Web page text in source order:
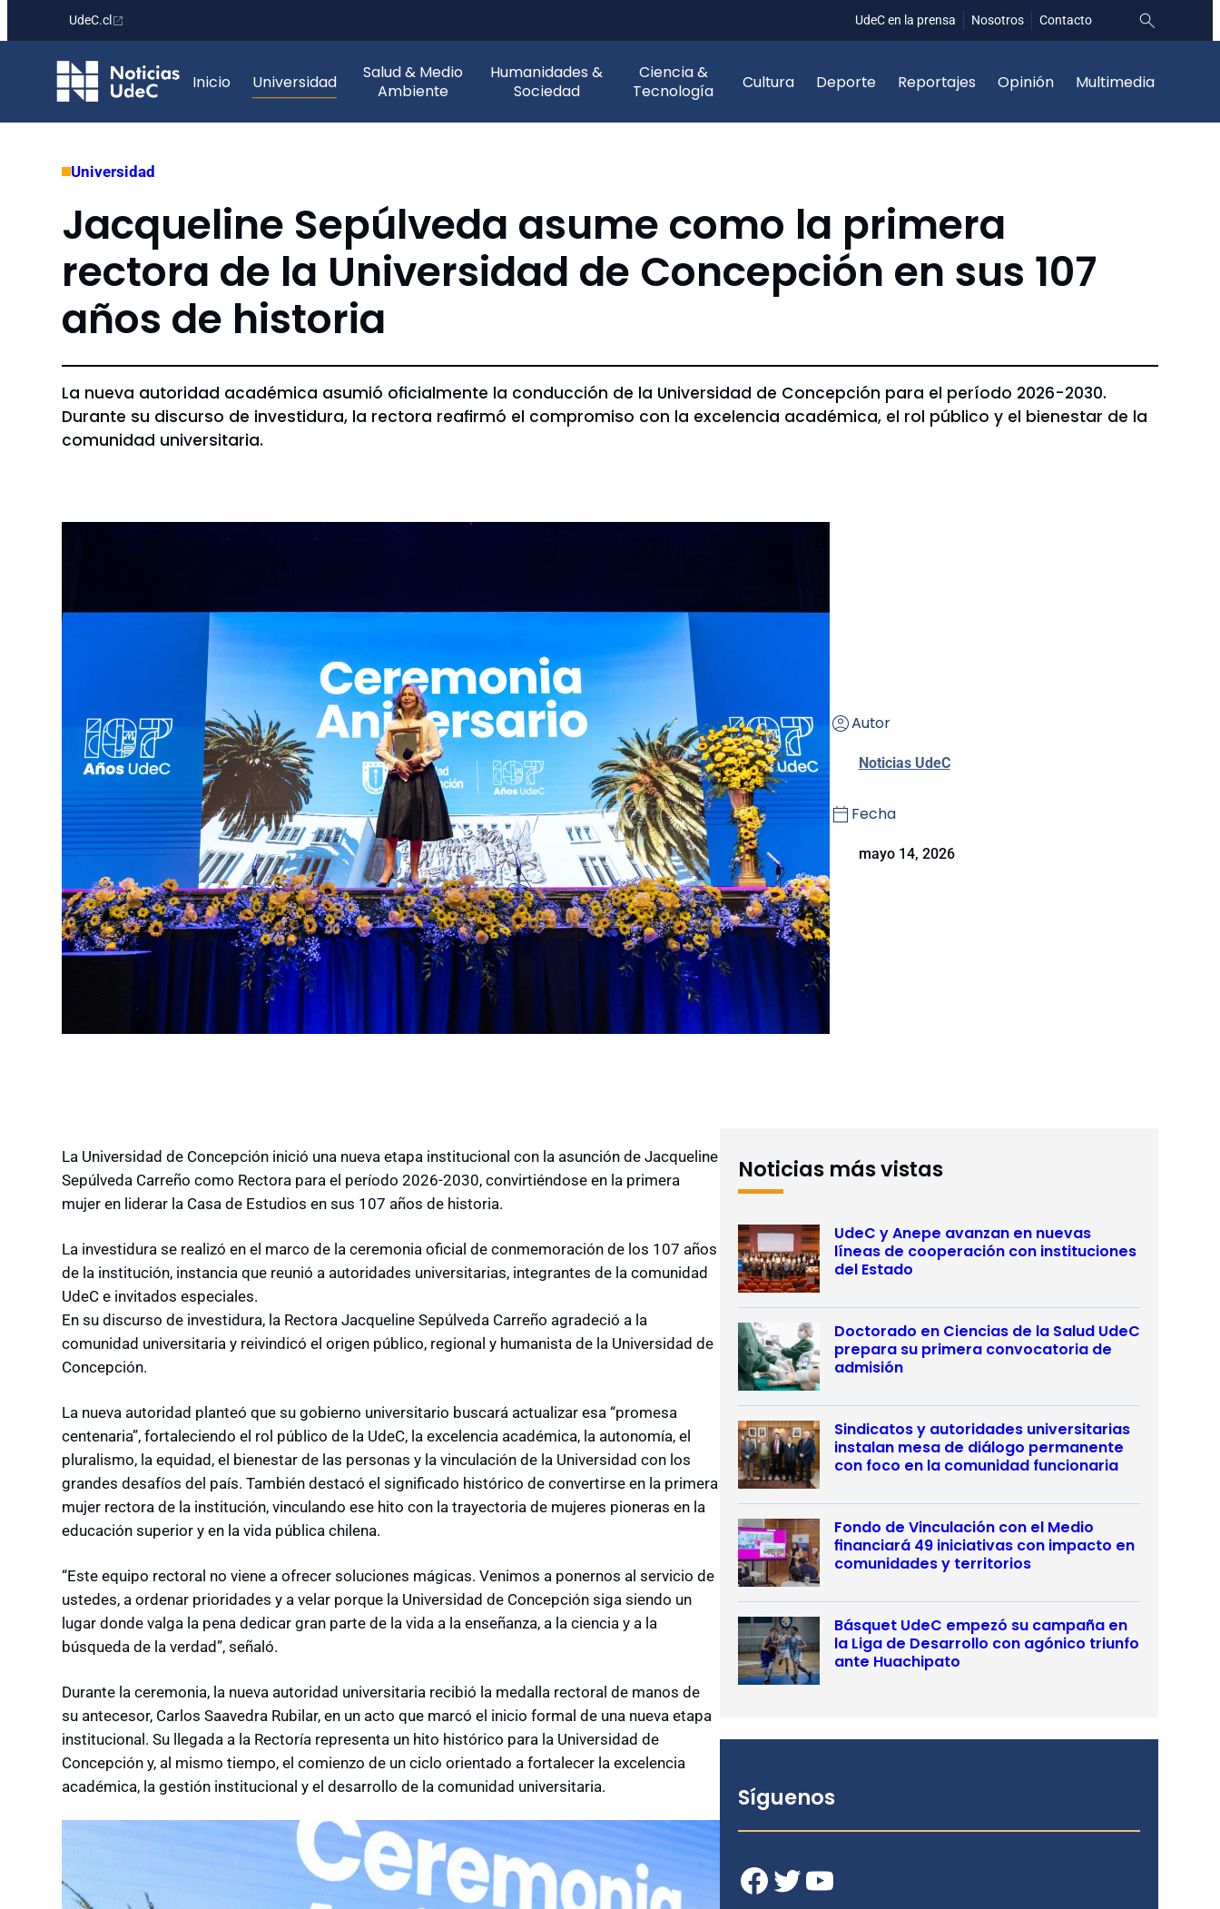
contenido
UdeC.cl UdeC en la prensa Nosotros Contacto
Inicio Universidad
Salud & Medio
Ambiente
Humanidades &
Sociedad
Ciencia &
Tecnología
Cultura Deporte Reportajes Opinión Multimedia
Universidad
Jacqueline Sepúlveda asume como la primera
rectora de la Universidad de Concepción en sus 107
años de historia
La nueva autoridad académica asumió oficialmente la conducción de la Universidad de Concepción para el período 2026-2030.
Durante su discurso de investidura, la rectora reafirmó el compromiso con la excelencia académica, el rol público y el bienestar de la
comunidad universitaria.
Autor
Noticias UdeC
Fecha
mayo 14, 2026
La Universidad de Concepción inició una nueva etapa institucional con la asunción de Jacqueline
Sepúlveda Carreño como Rectora para el período 2026-2030, convirtiéndose en la primera
mujer en liderar la Casa de Estudios en sus 107 años de historia.
La investidura se realizó en el marco de la ceremonia oficial de conmemoración de los 107 años
de la institución, instancia que reunió a autoridades universitarias, integrantes de la comunidad
UdeC e invitados especiales.
En su discurso de investidura, la Rectora Jacqueline Sepúlveda Carreño agradeció a la
comunidad universitaria y reivindicó el origen público, regional y humanista de la Universidad de
Concepción.
La nueva autoridad planteó que su gobierno universitario buscará actualizar esa “promesa
centenaria”, fortaleciendo el rol público de la UdeC, la excelencia académica, la autonomía, el
pluralismo, la equidad, el bienestar de las personas y la vinculación de la Universidad con los
grandes desafíos del país. También destacó el significado histórico de convertirse en la primera
mujer rectora de la institución, vinculando ese hito con la trayectoria de mujeres pioneras en la
educación superior y en la vida pública chilena.
“Este equipo rectoral no viene a ofrecer soluciones mágicas. Venimos a ponernos al servicio de
ustedes, a ordenar prioridades y a velar porque la Universidad de Concepción siga siendo un
lugar donde valga la pena dedicar gran parte de la vida a la enseñanza, a la ciencia y a la
búsqueda de la verdad”, señaló.
Durante la ceremonia, la nueva autoridad universitaria recibió la medalla rectoral de manos de
su antecesor, Carlos Saavedra Rubilar, en un acto que marcó el inicio formal de una nueva etapa
institucional. Su llegada a la Rectoría representa un hito histórico para la Universidad de
Concepción y, al mismo tiempo, el comienzo de un ciclo orientado a fortalecer la excelencia
académica, la gestión institucional y el desarrollo de la comunidad universitaria.
Noticias más vistas
UdeC y Anepe avanzan en nuevas
líneas de cooperación con instituciones
del Estado
Doctorado en Ciencias de la Salud UdeC
prepara su primera convocatoria de
admisión
Sindicatos y autoridades universitarias
instalan mesa de diálogo permanente
con foco en la comunidad funcionaria
Fondo de Vinculación con el Medio
financiará 49 iniciativas con impacto en
comunidades y territorios
Básquet UdeC empezó su campaña en
la Liga de Desarrollo con agónico triunfo
ante Huachipato
Síguenos
Facebook Twitter YouTube